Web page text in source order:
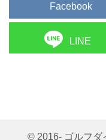
Facebook
LINE
© 2016- ゴルフダ